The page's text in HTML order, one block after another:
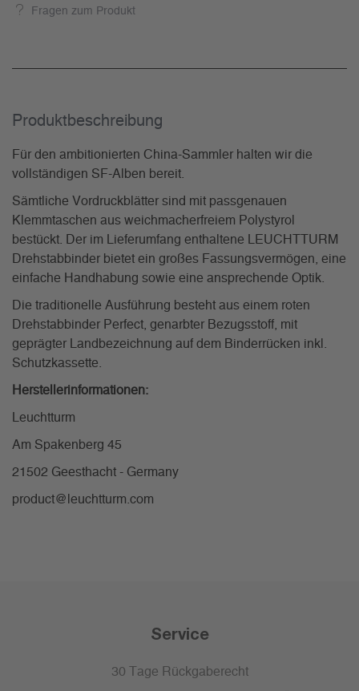
Fragen zum Produkt
Produkt­beschreibung
Für den ambitionierten China-Sammler halten wir die
vollständigen SF-Alben bereit.
Sämtliche Vordruckblätter sind mit passgenauen
Klemmtaschen aus weichmacherfreiem Polystyrol
bestückt. Der im Lieferumfang enthaltene LEUCHTTURM
Drehstabbinder bietet ein großes Fassungsvermögen, eine
einfache Handhabung sowie eine ansprechende Optik.
Die traditionelle Ausführung besteht aus einem roten
Drehstabbinder Perfect, genarbter Bezugsstoff, mit
geprägter Landbezeichnung auf dem Binderrücken inkl.
Schutzkassette.
Herstellerinformationen:
Leuchtturm
Am Spakenberg 45
21502 Geesthacht - Germany
product@leuchtturm.com
Service
30 Tage Rückgaberecht